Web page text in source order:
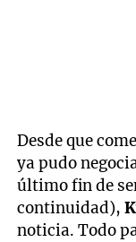
Desde que
ya pudo
último fin de
continuidad),
noticia. Todo